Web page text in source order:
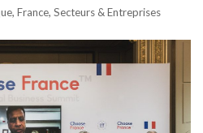
, France, Secteurs & Entreprises